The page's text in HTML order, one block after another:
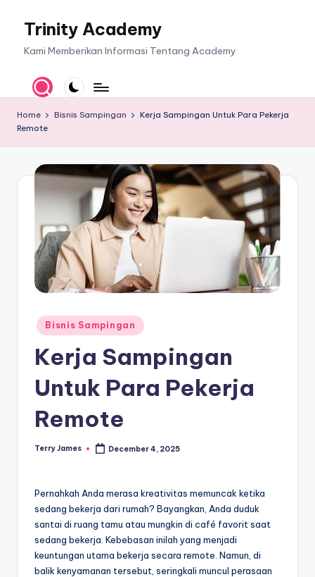
Trinity Academy
Kami Memberikan Informasi Tentang Academy
Home Bisnis Sampingan
Kerja Sampingan Untuk Para Pekerja
Remote
Posted
in
Bisnis Sampingan
Kerja Sampingan
Untuk Para Pekerja
Remote
Posted
Terry James December 4, 2025
Pernahkah Anda merasa kreativitas memuncak ketika
sedang bekerja dari rumah? Bayangkan, Anda duduk
santai di ruang tamu atau mungkin di café favorit saat
sedang bekerja. Kebebasan inilah yang menjadi
keuntungan utama bekerja secara remote. Namun, di
balik kenyamanan tersebut, seringkali muncul perasaan